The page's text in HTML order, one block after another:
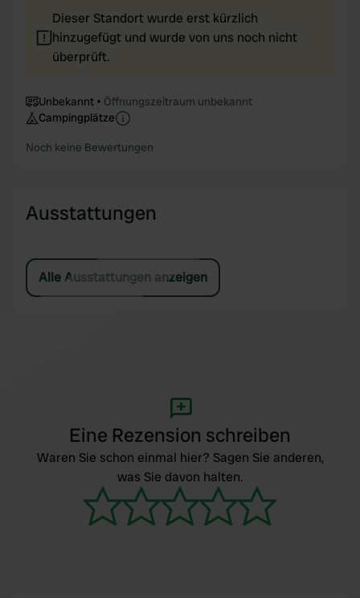
Dieser Standort wurde erst kürzlich
hinzugefügt und wurde von uns noch nicht
überprüft.
Unbekannt
Öffnungszeitraum unbekannt
Campingplätze
Noch keine Bewertungen
Ausstattungen
Alle Ausstattungen anzeigen
Eine Rezension schreiben
Waren Sie schon einmal hier? Sagen Sie anderen,
was Sie davon halten.